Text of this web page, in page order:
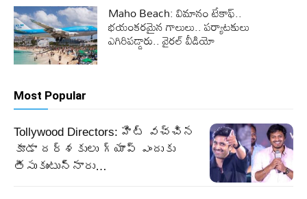
Maho Beach: విమానం టేకాఫ్..
భయంకరమైన గాలులు.. పర్యాటకులు
ఎగిరిపడ్డారు.. వైరల్ వీడియో
Most Popular
Tollywood Directors: హిట్ వచ్చిన
కూడా దర్శకులు గ్యాప్ ఎందుకు
తీసుకుంటున్నారు…